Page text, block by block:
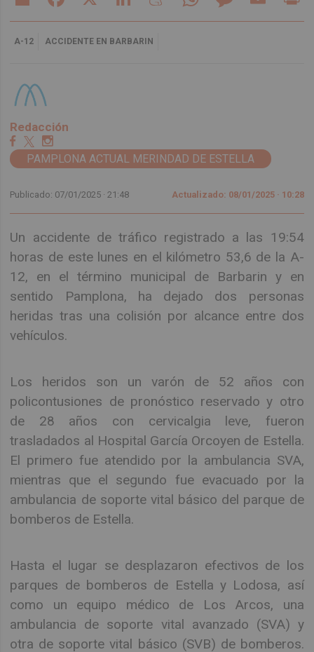
A-12 ACCIDENTE EN BARBARIN
Redacción
PAMPLONA ACTUAL MERINDAD DE ESTELLA
Publicado: 07/01/2025 ·21:48 Actualizado: 08/01/2025 · 10:28
Un accidente de tráfico registrado a las 19:54
horas de este lunes en el kilómetro 53,6 de la A-
12, en el término municipal de Barbarin y en
sentido Pamplona, ha dejado dos personas
heridas tras una colisión por alcance entre dos
vehículos.
Los heridos son un varón de 52 años con
policontusiones de pronóstico reservado y otro
de 28 años con cervicalgia leve, fueron
trasladados al Hospital García Orcoyen de Estella.
El primero fue atendido por la ambulancia SVA,
mientras que el segundo fue evacuado por la
ambulancia de soporte vital básico del parque de
bomberos de Estella.
Hasta el lugar se desplazaron efectivos de los
parques de bomberos de Estella y Lodosa, así
como un equipo médico de Los Arcos, una
ambulancia de soporte vital avanzado (SVA) y
otra de soporte vital básico (SVB) de bomberos.